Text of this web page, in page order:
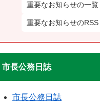
重要なお知らせの一覧
重要なお知らせのRSS
市長公務日誌
市長公務日誌